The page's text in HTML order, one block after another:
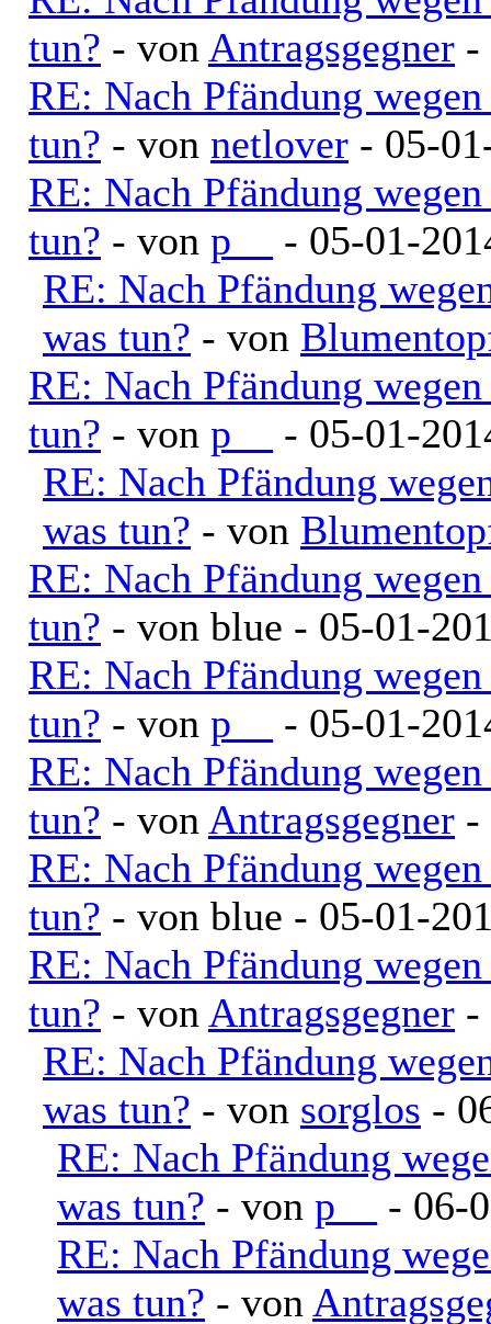
tun? - von Antragsgegner -
RE: Nach Pfändung
tun? - von netlover - 05-
RE: Nach Pfändung
tun? - von p__
- 05-01-
RE: Nach Pfändung
was tun? - von
RE: Nach Pfändung
tun? - von p__
- 05-01-
RE: Nach Pfändung
was tun? - von
RE: Nach Pfändung
tun? - von blue - 05-01-
RE: Nach Pfändung
tun? - von p__
- 05-01-
RE: Nach Pfändung
tun? - von Antragsgegner -
RE: Nach Pfändung
tun? - von blue - 05-01-
RE: Nach Pfändung
tun? - von Antragsgegner -
RE: Nach Pfändung
was tun? - von sorglos -
RE: Nach Pfändung
was tun? - von p__
- 06-
RE: Nach Pfändung
was tun? - von